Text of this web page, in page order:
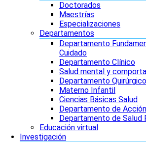
Doctorados
Maestrías
Especializaciones
Departamentos
Departamento
Cuidado
Departamento Clínico
Salud mental y
Departamento Quirúrgico
Materno Infantil
Ciencias Básicas Salud
Departamento de
Departamento de Salud
Educación virtual
Investigación